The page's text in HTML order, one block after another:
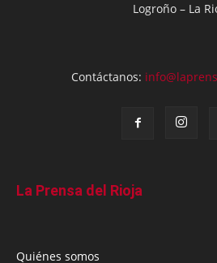
Logroño – La
Contáctanos:
La Prensa del Rioja
Quiénes somos